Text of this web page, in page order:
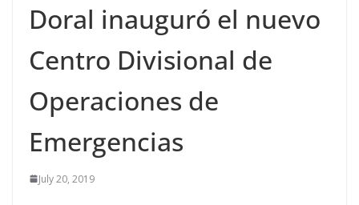
Doral inauguró el nuevo
Centro Divisional de
Operaciones de
Emergencias
July 20, 2019